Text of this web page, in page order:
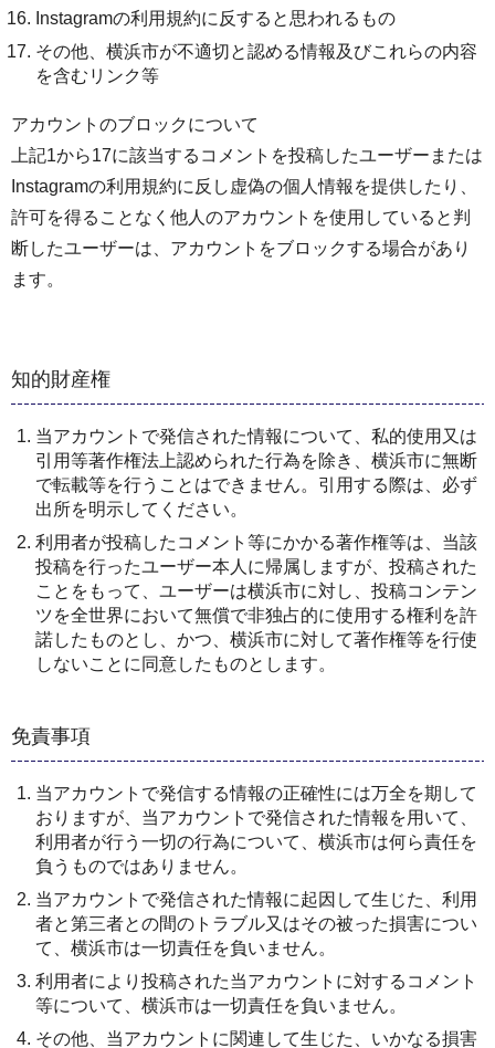
Instagramの利用規約に反すると思われるもの
その他、横浜市が不適切と認める情報及びこれらの内容
を含むリンク等
アカウントのブロックについて
上記1から17に該当するコメントを投稿したユーザーまたは
Instagramの利用規約に反し虚偽の個人情報を提供したり、
許可を得ることなく他人のアカウントを使用していると判
断したユーザーは、アカウントをブロックする場合があり
ます。
知的財産権
当アカウントで発信された情報について、私的使用又は
引用等著作権法上認められた行為を除き、横浜市に無断
で転載等を行うことはできません。引用する際は、必ず
出所を明示してください。
利用者が投稿したコメント等にかかる著作権等は、当該
投稿を行ったユーザー本人に帰属しますが、投稿された
ことをもって、ユーザーは横浜市に対し、投稿コンテン
ツを全世界において無償で非独占的に使用する権利を許
諾したものとし、かつ、横浜市に対して著作権等を行使
しないことに同意したものとします。
免責事項
当アカウントで発信する情報の正確性には万全を期して
おりますが、当アカウントで発信された情報を用いて、
利用者が行う一切の行為について、横浜市は何ら責任を
負うものではありません。
当アカウントで発信された情報に起因して生じた、利用
者と第三者との間のトラブル又はその被った損害につい
て、横浜市は一切責任を負いません。
利用者により投稿された当アカウントに対するコメント
等について、横浜市は一切責任を負いません。
その他、当アカウントに関連して生じた、いかなる損害